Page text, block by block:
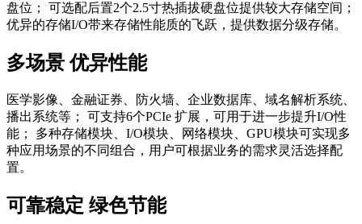
盘位； 可选配后置2个2.5寸热插拔硬盘位提供较大存储空间；
优异的存储I/O带来存储性能质的飞跃，提供数据分级存储。
多场景 优异性能
医学影像、金融证券、防火墙、企业数据库、域名解析系统、
播出系统等； 可支持6个PCIe 扩展，可用于进一步提升I/O性
能； 多种存储模块、I/O模块、网络模块、GPU模块可实现多
种应用场景的不同组合，用户可根据业务的需求灵活选择配
置。
可靠稳定 绿色节能